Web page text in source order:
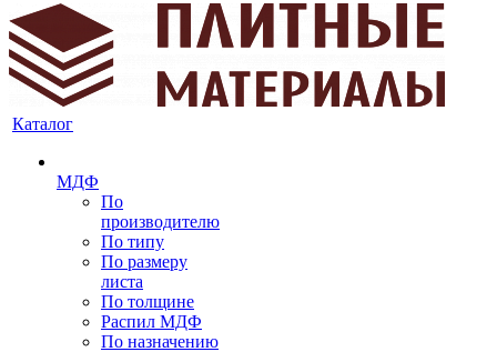
Каталог
МДФ
По
производителю
По типу
По размеру
листа
По толщине
Распил МДФ
По назначению